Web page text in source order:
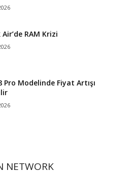
RAM Krizi
Pro Modelinde Fiyat Artışı
NETWORK